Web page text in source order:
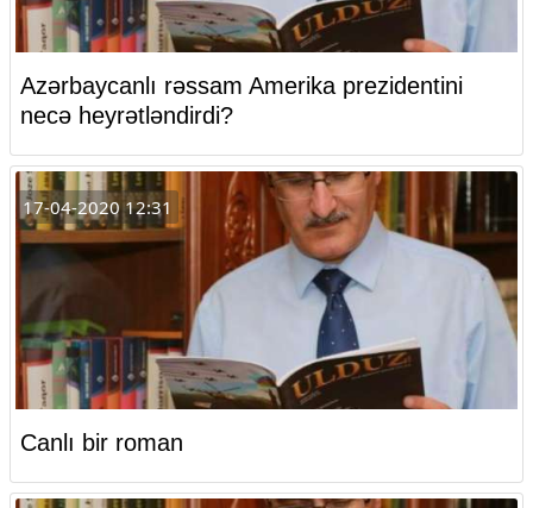
Azərbaycanlı rəssam Amerika prezidentini
necə heyrətləndirdi?
17-04-2020 12:31
Canlı bir roman